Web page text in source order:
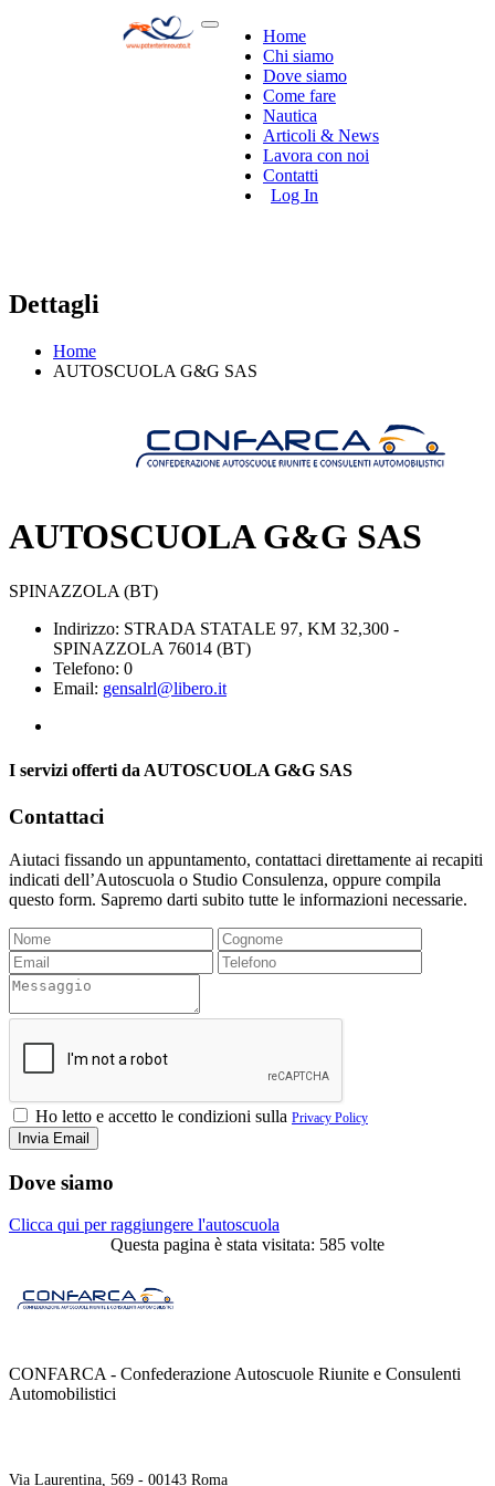
Home
Chi siamo
Dove siamo
Come fare
Nautica
Articoli & News
Lavora con noi
Contatti
Log In
Dettagli
Home
AUTOSCUOLA G&G SAS
AUTOSCUOLA G&G SAS
SPINAZZOLA (BT)
Indirizzo: STRADA STATALE 97, KM 32,300 -
SPINAZZOLA 76014 (BT)
Telefono: 0
Email: gensalrl@libero.it
I servizi offerti da AUTOSCUOLA G&G SAS
Contattaci
Aiutaci fissando un appuntamento, contattaci direttamente ai recapiti
indicati dell’Autoscuola o Studio Consulenza, oppure compila
questo form. Sapremo darti subito tutte le informazioni necessarie.
Ho letto e accetto le condizioni sulla Privacy Policy
Dove siamo
Clicca qui per raggiungere l'autoscuola
Questa pagina è stata visitata: 585 volte
CONFARCA - Confederazione Autoscuole Riunite e Consulenti
Automobilistici
Via Laurentina, 569 - 00143 Roma